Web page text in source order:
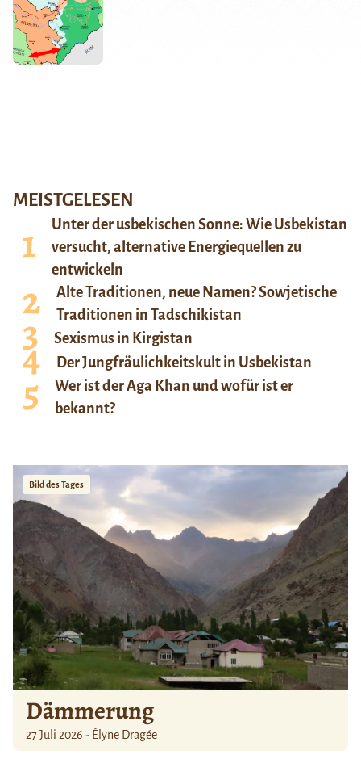
MEISTGELESEN
Unter der usbekischen Sonne: Wie Usbekistan
versucht, alternative Energiequellen zu
entwickeln
Alte Traditionen, neue Namen? Sowjetische
Traditionen in Tadschikistan
Sexismus in Kirgistan
Der Jungfräulichkeitskult in Usbekistan
Wer ist der Aga Khan und wofür ist er
bekannt?
Bild des Tages
Dämmerung
27 Juli 2026 - Élyne Dragée